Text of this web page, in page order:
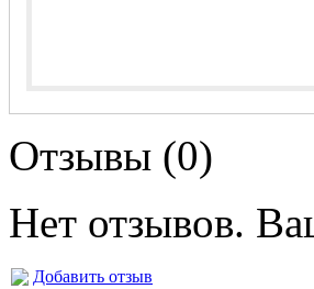
Отзывы (0)
Нет отзывов.
Добавить отзыв